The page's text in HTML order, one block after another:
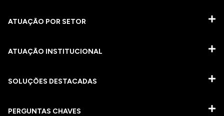
ATUAÇÃO POR SETOR
ATUAÇÃO INSTITUCIONAL
SOLUÇÕES DESTACADAS
PERGUNTAS CHAVES​